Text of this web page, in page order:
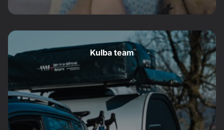
Kulba team